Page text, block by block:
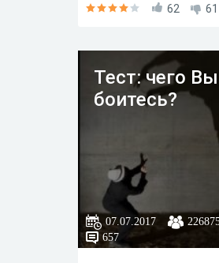
62 61
Тест: чего Вы
боитесь?
07.07.2017
657